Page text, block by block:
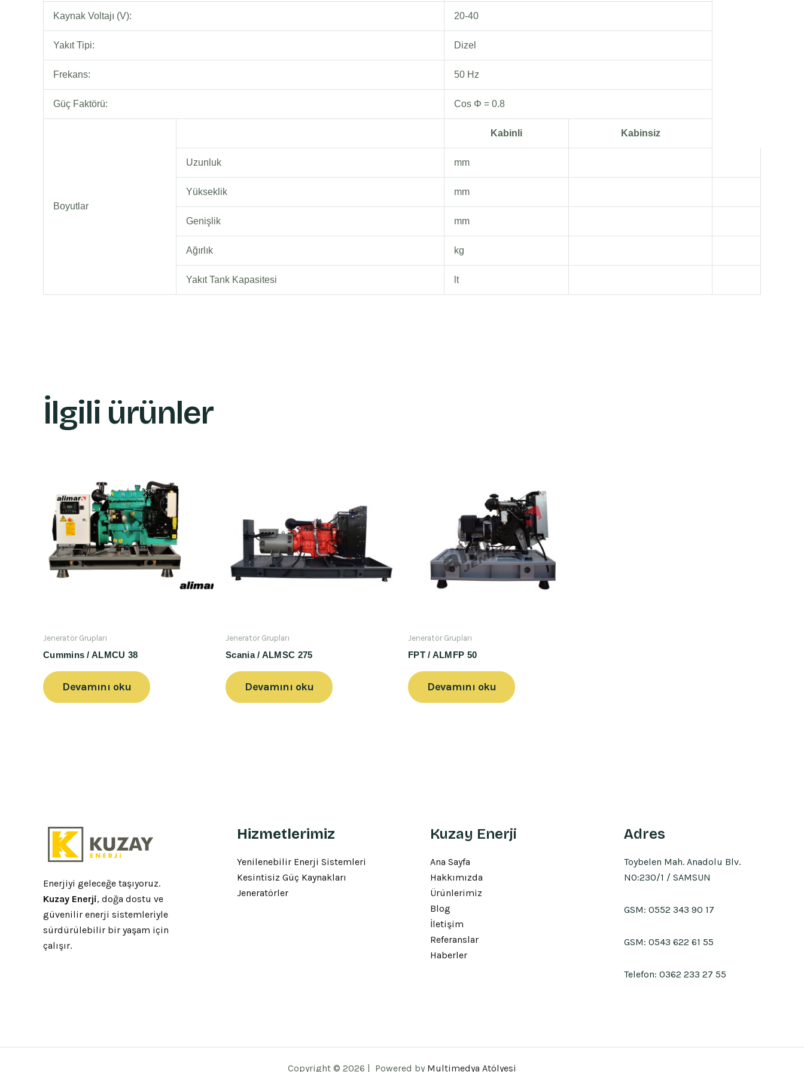
Kaynak Voltajı (V): 20-40
Yakıt Tipi: Dizel
Frekans: 50 Hz
Güç Faktörü: Cos Φ = 0.8
Boyutlar
Kabinli Kabinsiz
Uzunluk mm
Yükseklik mm
Genişlik mm
Ağırlık kg
Yakıt Tank Kapasitesi lt
İlgili ürünler
Jeneratör Grupları
Cummins / ALMCU 38
Devamını oku
Jeneratör Grupları
Scania / ALMSC 275
Devamını oku
Jeneratör Grupları
FPT / ALMFP 50
Devamını oku
Enerjiyi geleceğe taşıyoruz.
Kuzay Enerji, doğa dostu ve
güvenilir enerji sistemleriyle
sürdürülebilir bir yaşam için
çalışır.
Hizmetlerimiz
Yenilenebilir Enerji Sistemleri
Kesintisiz Güç Kaynakları
Jeneratörler
Kuzay Enerji
Ana Sayfa
Hakkımızda
Ürünlerimiz
Blog
İletişim
Referanslar
Haberler
Adres
Toybelen Mah. Anadolu Blv.
NO:230/1 / SAMSUN
GSM: 0552 343 90 17
GSM: 0543 622 61 55
Telefon: 0362 233 27 55
Copyright © 2026 | Powered by Multimedya Atölyesi